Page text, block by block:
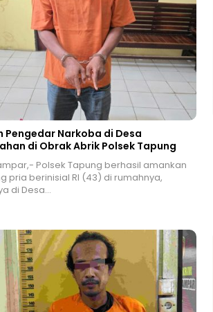
Pengedar Narkoba di Desa
di Obrak Abrik Polsek Tapung
Polsek Tapung berhasil amankan
pria berinisial RI (43) di rumahnya,
di Desa…